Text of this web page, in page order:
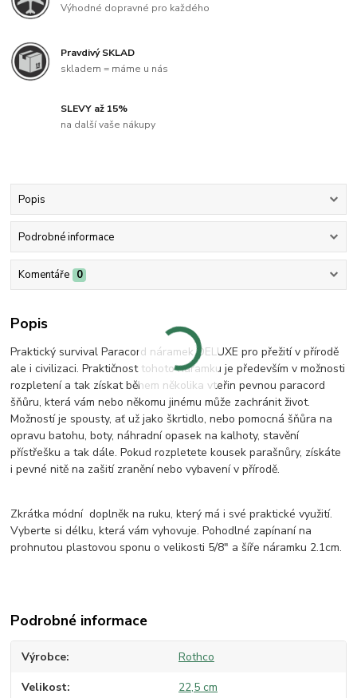
Výhodné dopravné pro každého
Pravdivý SKLAD
skladem = máme u nás
SLEVY až 15%
na další vaše nákupy
Popis
Podrobné informace
Komentáře 0
Popis
Praktický survival Paracord náramek DELUXE pro přežití v přírodě
ale i civilizaci. Praktičnost tohoto náramku je především v možnosti
rozpletení a tak získat během několika vteřin pevnou paracord
šňůru, která vám nebo někomu jinému může zachránit život.
Možností je spousty, ať už jako škrtidlo, nebo pomocná šňůra na
opravu batohu, boty, náhradní opasek na kalhoty, stavění
přístřešku a tak dále. Pokud rozpletete kousek parašnůry, získáte
i pevné nitě na zašití zranění nebo vybavení v přírodě.
Zkrátka módní doplněk na ruku, který má i své praktické využití.
Vyberte si délku, která vám vyhovuje. Pohodlné zapínaní na
prohnutou plastovou sponu o velikosti 5/8" a šíře náramku 2.1cm.
Podrobné informace
Výrobce Rothco
Velikost 22,5 cm